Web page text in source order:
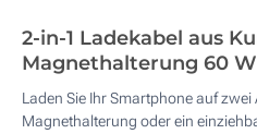
2-in-1 Ladekabel aus
Magnethalterung 60 W
Laden Sie Ihr Smartphone auf zwei
Magnethalterung oder ein